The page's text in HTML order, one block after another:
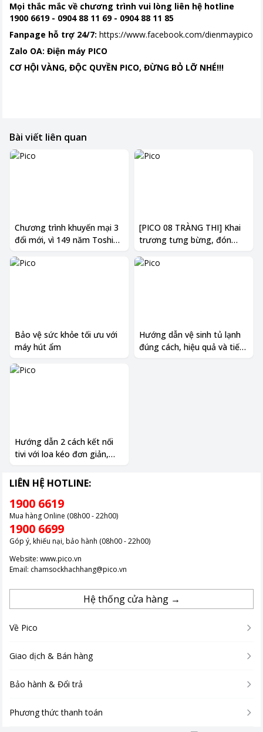
Mọi thắc mắc về chương trình vui lòng liên hệ hotline
1900 6619 - 0904 88 11 69 - 0904 88 11 85
Fanpage hỗ trợ 24/7: https://www.facebook.com/dienmaypico
Zalo OA: Điện máy PICO
CƠ HỘI VÀNG, ĐỘC QUYỀN PICO, ĐỪNG BỎ LỠ NHÉ!!!
Bài viết liên quan
Chương trình khuyến mại 3
đổi mới, vì 149 năm Toshiba
[PICO 08 TRÀNG THI] Khai
trương tưng bừng, đón
Bảo vệ sức khỏe tối ưu với
máy hút ẩm
Hướng dẫn vệ sinh tủ lạnh
đúng cách, hiệu quả và tiết
Hướng dẫn 2 cách kết nối
tivi với loa kéo đơn giản,
LIÊN HỆ HOTLINE:
1900 6619
Mua hàng Online (08h00 - 22h00)
1900 6699
Góp ý, khiếu nại, bảo hành (08h00 - 22h00)
Website: www.pico.vn
Email: chamsockhachhang@pico.vn
Hệ thống cửa hàng →
Về Pico
Giao dịch & Bán hàng
Bảo hành & Đổi trả
Phương thức thanh toán